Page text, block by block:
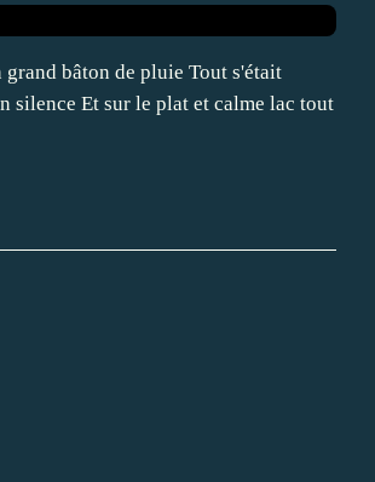
bâton de pluie Tout s'était
silence Et sur le plat et calme lac tout